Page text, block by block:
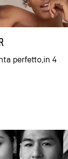
perfetto,in 4